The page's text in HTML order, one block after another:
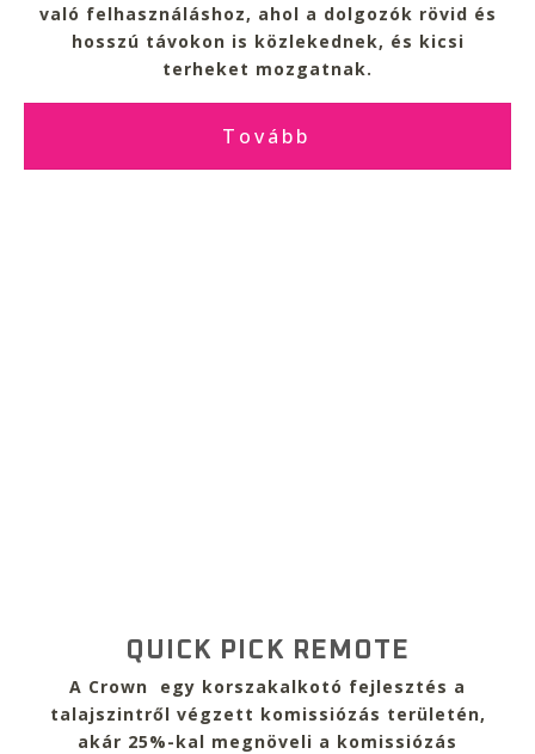
való felhasználáshoz, ahol a dolgozók rövid és
hosszú távokon is közlekednek, és kicsi
terheket mozgatnak.
Tovább
QUICK PICK REMOTE
A Crown egy korszakalkotó fejlesztés a
talajszintről végzett komissiózás területén,
akár 25%-kal megnöveli a komissiózás